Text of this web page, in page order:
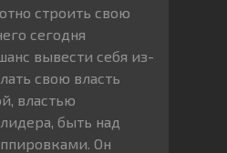
строить свою
сегодня
вывести себя из-
свою власть
властью
быть над
Он